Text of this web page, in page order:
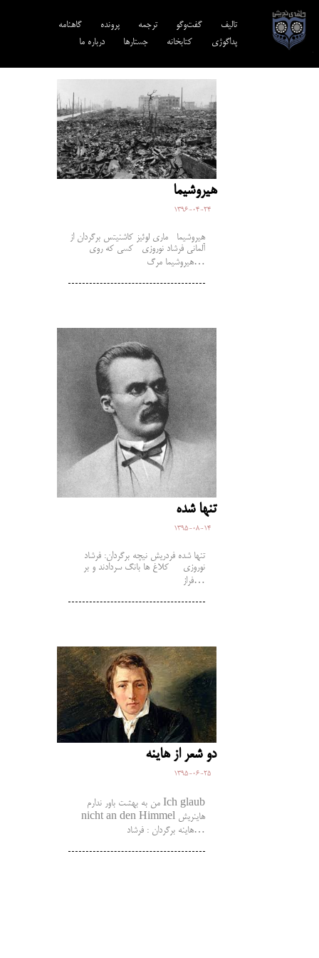
تالیف‎‌ گفت‌وگو ترجمه‌ پرونده
گاهنامه
پداگوژی
کتابخانه جستارها درباره ما
هيروشيما
1396-04-24
هيروشيما ماری لوئیز کاشنیتس برگردان از
آلمانی فرشاد نوروزی کسی که روی
هیروشیما مرگ…
تنها شده
1395-08-14
تنها شده فردریش نیچه برگردان: فرشاد
نوروزی کلاغ ها بانگ سردادند و بر
فراز…
دو شعر از هاینه
1395-06-25
من به بهشت باور ندارم Ich glaub
nicht an den Himmel هاینریش
هاینه برگردان : فرشاد…